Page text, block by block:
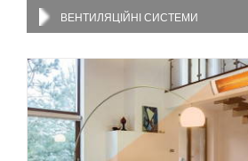
ВЕНТИЛЯЦІЙНІ СИСТЕМИ